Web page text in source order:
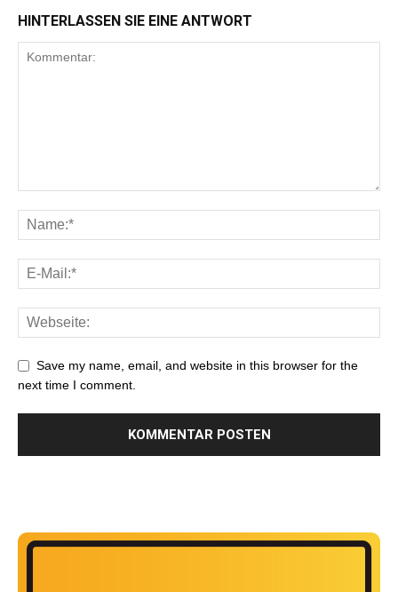
HINTERLASSEN SIE EINE ANTWORT
Save my name, email, and website in this browser for the
next time I comment.